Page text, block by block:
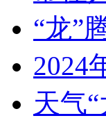
“龙”
​2024
天气